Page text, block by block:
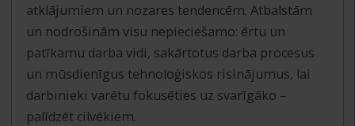
atklājumiem un nozares tendencēm. Atbalstām
un nodrošinām visu nepieciešamo: ērtu un
patīkamu darba vidi, sakārtotus darba procesus
un mūsdienīgus tehnoloģiskos risinājumus, lai
darbinieki varētu fokusēties uz svarīgāko –
palīdzēt cilvēkiem.